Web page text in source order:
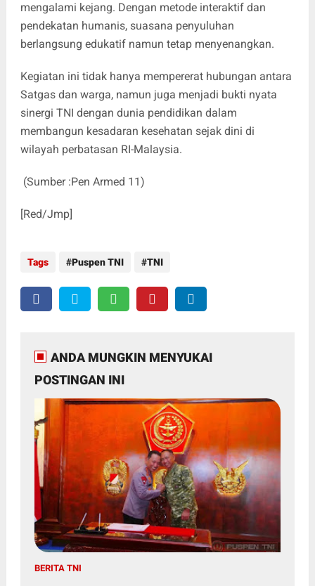
mengalami kejang. Dengan metode interaktif dan
pendekatan humanis, suasana penyuluhan
berlangsung edukatif namun tetap menyenangkan.
Kegiatan ini tidak hanya mempererat hubungan antara
Satgas dan warga, namun juga menjadi bukti nyata
sinergi TNI dengan dunia pendidikan dalam
membangun kesadaran kesehatan sejak dini di
wilayah perbatasan RI-Malaysia.
(Sumber :Pen Armed 11)
[Red/Jmp]
Tags Puspen TNI TNI
ANDA MUNGKIN MENYUKAI
POSTINGAN INI
BERITA TNI